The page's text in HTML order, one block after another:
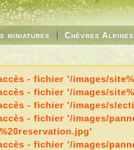
miniatures Chèvres Alpines
- fichier '/images/
- fichier '/images/
- fichier '/images/
- fichier '/images/
- fichier '/images/